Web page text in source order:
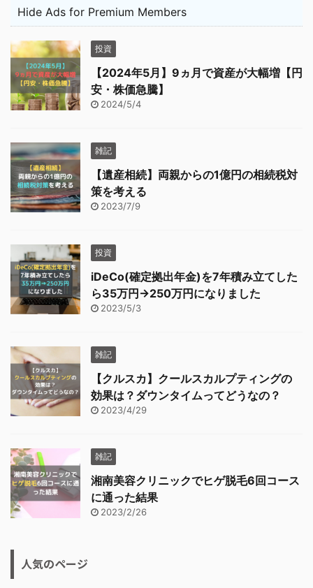
Hide Ads for Premium Members
投資
【2024年5月】9ヵ月で資産が大幅増【円
安・株価急騰】
2024/5/4
雑記
【遺産相続】両親からの1億円の相続税対
策を考える
2023/7/9
投資
iDeCo(確定拠出年金)を7年積み立てした
ら35万円→250万円になりました
2023/5/3
雑記
【クルスカ】クールスカルプティングの
効果は？ダウンタイムってどうなの？
2023/4/29
雑記
湘南美容クリニックでヒゲ脱毛6回コース
に通った結果
2023/2/26
人気のページ